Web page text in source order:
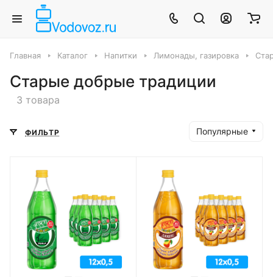
Главная Каталог Напитки Лимонады, газировка
Старые добрые традиции
3 товара
ФИЛЬТР Популярные